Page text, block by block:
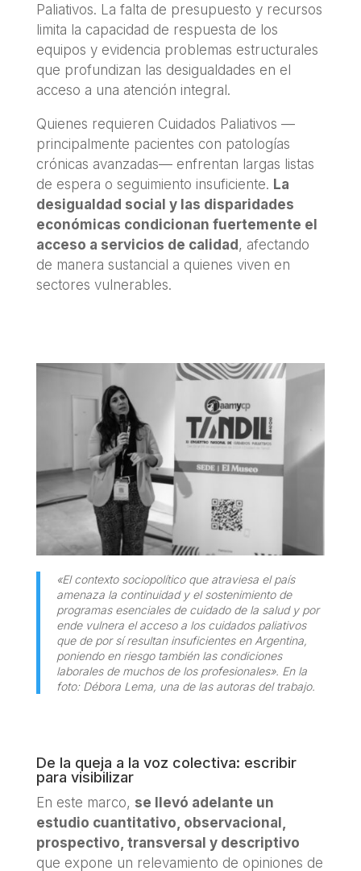
Paliativos. La falta de presupuesto y recursos
limita la capacidad de respuesta de los
equipos y evidencia problemas estructurales
que profundizan las desigualdades en el
acceso a una atención integral.
Quienes requieren Cuidados Paliativos —
principalmente pacientes con patologías
crónicas avanzadas— enfrentan largas listas
de espera o seguimiento insuficiente. La
desigualdad social y las disparidades
económicas condicionan fuertemente el
acceso a servicios de calidad, afectando
de manera sustancial a quienes viven en
sectores vulnerables.
«El contexto sociopolítico que atraviesa el país
amenaza la continuidad y el sostenimiento de
programas esenciales de cuidado de la salud y por
ende vulnera el acceso a los cuidados paliativos
que de por sí resultan insuficientes en Argentina,
poniendo en riesgo también las condiciones
laborales de muchos de los profesionales». En la
foto: Débora Lema, una de las autoras del trabajo.
De la queja a la voz colectiva: escribir
para visibilizar
En este marco, se llevó adelante un
estudio cuantitativo, observacional,
prospectivo, transversal y descriptivo
que expone un relevamiento de opiniones de